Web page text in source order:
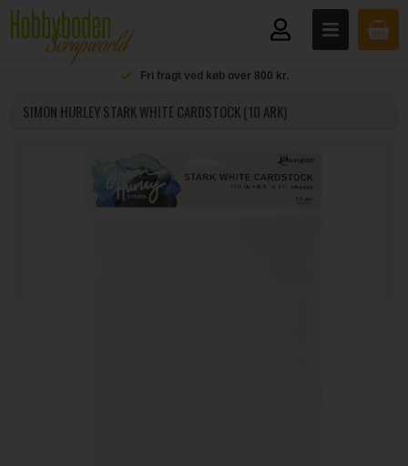
Fri fragt ved køb over 800 kr.
SIMON HURLEY STARK WHITE CARDSTOCK (10 ARK)